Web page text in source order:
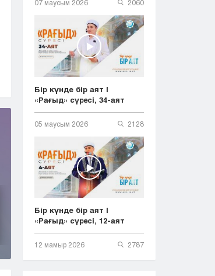
07 маусым 2026 2060
Бір күнде бір аят |
«Рағыд» сүресі, 34-аят
05 маусым 2026 2128
Бір күнде бір аят |
«Рағыд» сүресі, 12-аят
12 мамыр 2026 2787